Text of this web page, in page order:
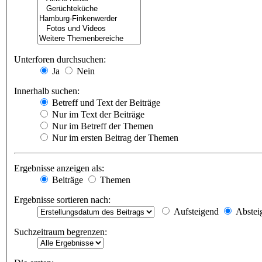
Unterforen durchsuchen:
Ja
Nein
Innerhalb suchen:
Betreff und Text der Beiträge
Nur im Text der Beiträge
Nur im Betreff der Themen
Nur im ersten Beitrag der Themen
Ergebnisse anzeigen als:
Beiträge
Themen
Ergebnisse sortieren nach:
Aufsteigend
Suchzeitraum begrenzen: